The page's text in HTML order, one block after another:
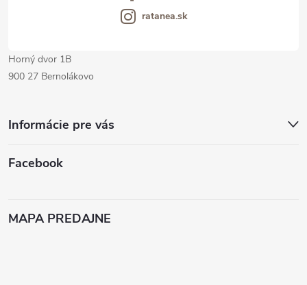
Informácie pre vás
Facebook
ratanea.sk
Horný dvor 1B
900 27 Bernolákovo
MAPA PREDAJNE